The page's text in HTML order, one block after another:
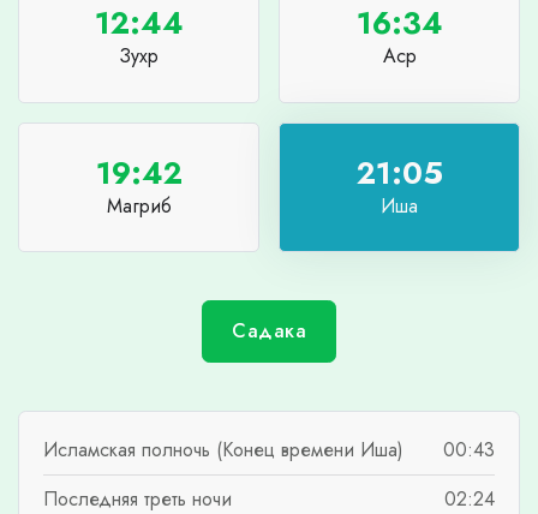
12:44
Зухр
16:34
Аср
19:42
Магриб
21:05
Иша
Садака
Исламская полночь (Конец времени Иша)
00:43
Последняя треть ночи
02:24